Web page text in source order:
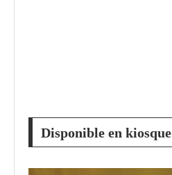
Disponible en kiosque